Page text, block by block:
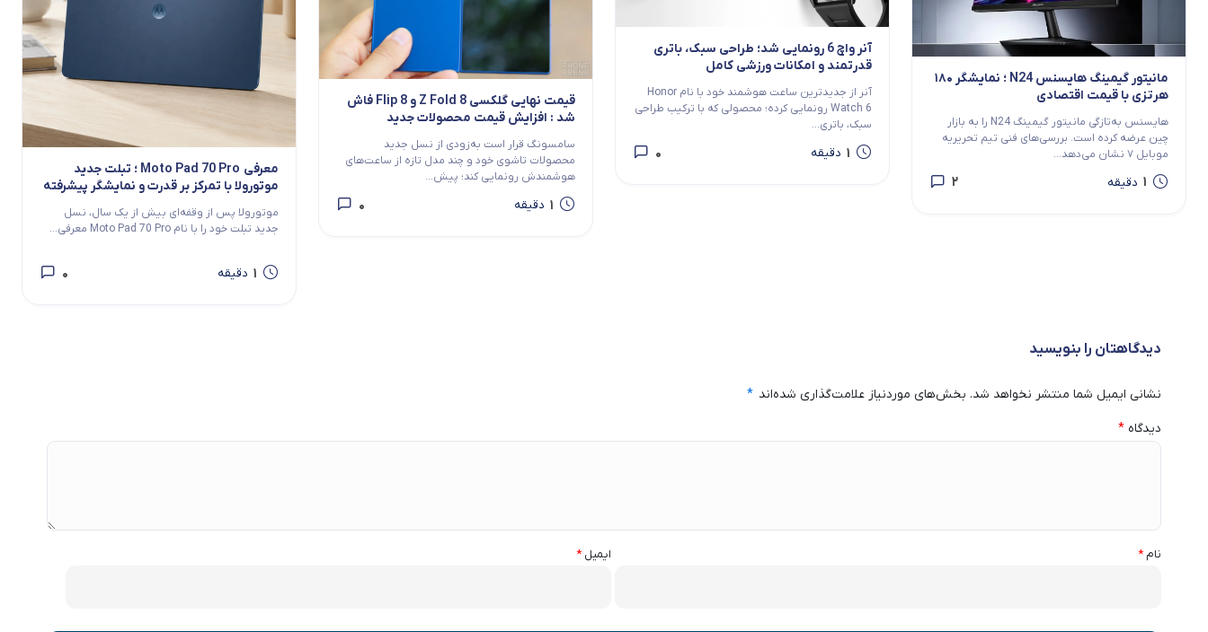
مانیتور گیمینگ هایسنس N24 ؛ نمایشگر ۱۸۰
هرتزی با قیمت اقتصادی
هایسنس به‌تازگی مانیتور گیمینگ N24 را به بازار
چین عرضه کرده است. بررسی‌های فنی تیم تحریریه
موبایل ۷ نشان می‌دهد...
1 دقیقه 2
آنر واچ 6 رونمایی شد؛ طراحی سبک، باتری
قدرتمند و امکانات ورزشی کامل
آنر از جدیدترین ساعت هوشمند خود با نام Honor
Watch 6 رونمایی کرده؛ محصولی که با ترکیب طراحی
سبک، باتری...
1 دقیقه 0
قیمت نهایی گلکسی Z Fold 8 و Flip 8 فاش
شد : افزایش قیمت محصولات جدید
سامسونگ
سامسونگ قرار است به‌زودی از نسل جدید
محصولات تاشوی خود و چند مدل تازه از ساعت‌های
هوشمندش رونمایی کند؛ پیش...
1 دقیقه 0
معرفی Moto Pad 70 Pro ؛ تبلت جدید
موتورولا با تمرکز بر قدرت و نمایشگر پیشرفته
موتورولا پس از وقفه‌ای بیش از یک سال، نسل
جدید تبلت خود را با نام Moto Pad 70 Pro معرفی...
1 دقیقه 0
دیدگاهتان را بنویسید
نشانی ایمیل شما منتشر نخواهد شد. بخش‌های موردنیاز علامت‌گذاری شده‌اند *
دیدگاه*
نام* ایمیل *